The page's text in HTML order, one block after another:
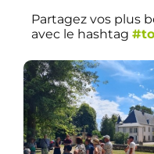
Partagez vos plus
avec le hashtag